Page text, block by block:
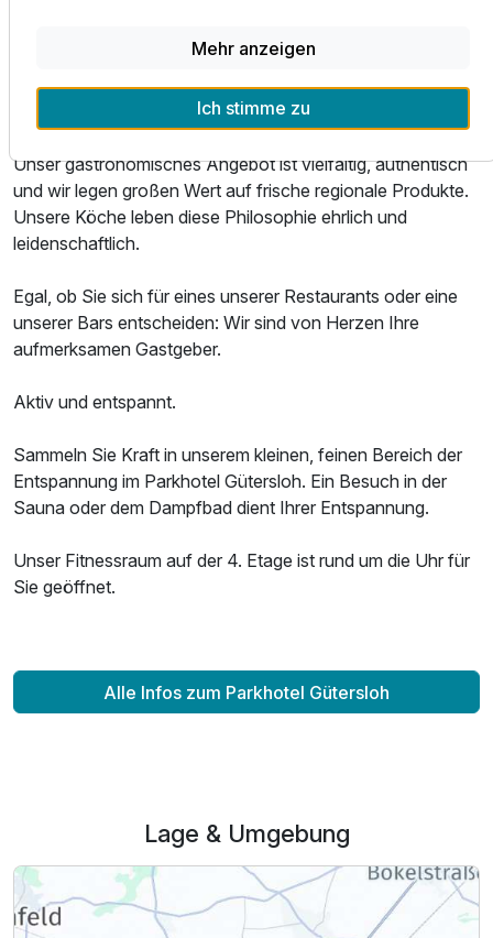
Ausstattung
Für 2 Tage p.P. ab 199,00 €
Doppelzimmer Standard Klassik
Das Parkhotel ist ein ausgezeichneter Ort, um Leib und
Seele zu verwöhnen. Ob regionale Spezialitäten,
internationale Klassiker oder gepflegte Weine: Unsere
Unser gastronomisches Angebot ist vielfältig, authentisch
und wir legen großen Wert auf frische regionale Produkte.
Unsere Köche leben diese Philosophie ehrlich und
leidenschaftlich.
Egal, ob Sie sich für eines unserer Restaurants oder eine
unserer Bars entscheiden: Wir sind von Herzen Ihre
aufmerksamen Gastgeber.
Aktiv und entspannt.
Sammeln Sie Kraft in unserem kleinen, feinen Bereich der
Entspannung im Parkhotel Gütersloh. Ein Besuch in der
Sauna oder dem Dampfbad dient Ihrer Entspannung.
Unser Fitnessraum auf der 4. Etage ist rund um die Uhr für
Sie geöffnet.
Alle Infos zum Parkhotel Gütersloh
Lage & Umgebung
Mehr anzeigen
Ich stimme zu